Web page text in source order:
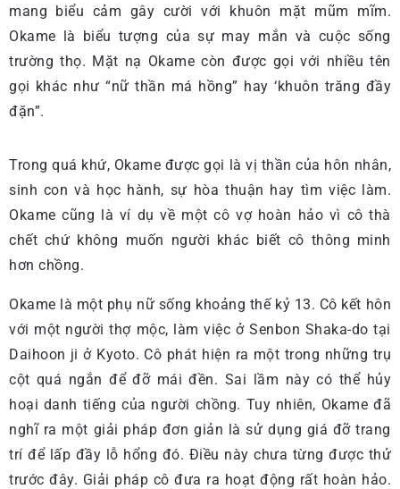
mang biểu cảm gây cười với khuôn mặt mũm mĩm.
Okame là biểu tượng của sự may mắn và cuộc sống
trường thọ. Mặt nạ Okame còn được gọi với nhiều tên
gọi khác như “nữ thần má hồng” hay ‘khuôn trăng đầy
đặn”.
Trong quá khứ, Okame được gọi là vị thần của hôn nhân,
sinh con và học hành, sự hòa thuận hay tìm việc làm.
Okame cũng là ví dụ về một cô vợ hoàn hảo vì cô thà
chết chứ không muốn người khác biết cô thông minh
hơn chồng.
Okame là một phụ nữ sống khoảng thế kỷ 13. Cô kết hôn
với một người thợ mộc, làm việc ở Senbon Shaka-do tại
Daihoon ji ở Kyoto. Cô phát hiện ra một trong những trụ
cột quá ngắn để đỡ mái đền. Sai lầm này có thể hủy
hoại danh tiếng của người chồng. Tuy nhiên, Okame đã
nghĩ ra một giải pháp đơn giản là sử dụng giá đỡ trang
trí để lấp đầy lỗ hổng đó. Điều này chưa từng được thử
trước đây. Giải pháp cô đưa ra hoạt động rất hoàn hảo.